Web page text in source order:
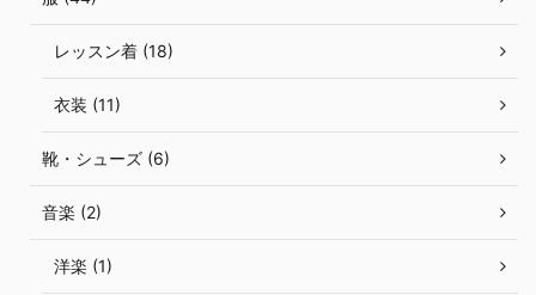
レッスン着 (18)
衣装 (11)
靴・シューズ (6)
音楽 (2)
洋楽 (1)